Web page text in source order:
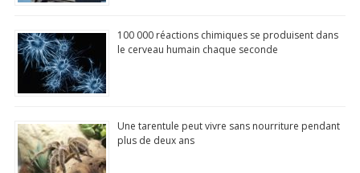
100 000 réactions chimiques se produisent dans
le cerveau humain chaque seconde
Une tarentule peut vivre sans nourriture pendant
plus de deux ans
t
N°1 app store
Commentaire, Like, Partage...
Télécharger(Google Play Store)